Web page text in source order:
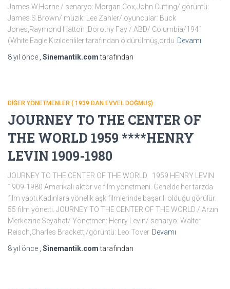
James W.Horne / senaryo: Morgan Cox,John Cutting/ görüntü:
James S.Brown/ müzik: Lee Zahler/ oyuncular: Buck
Jones,Raymond Hatton ,Dorothy Fay / ABD/ Columbia/1941
(White Eagle,Kızılderililer tarafından öldürülmüş,ordu Devamı
8 yıl önce Sinemantik.comtarafından
DİĞER YÖNETMENLER ( 1939 DAN EVVEL DOĞMUŞ)
JOURNEY TO THE CENTER OF
THE WORLD 1959 ****HENRY
LEVIN 1909-1980
JOURNEY TO THE CENTER OF THE WORLD 1959 HENRY LEVIN
1909-1980 Amerikalı aktör ve film yönetmeni. Genelde her tarzda
film yaptı.Kadınlara yönelik aşk filmlerinde başarılı olduğu görülür.
55 film yönetti. JOURNEY TO THE CENTER OF THE WORLD / Arzın
Merkezine Seyahat/ Yönetmen: Henry Levin/ senaryo: Walter
Reisch,Charles Brackett,/görüntü: Leo Tover Devamı
8 yıl önce Sinemantik.comtarafından